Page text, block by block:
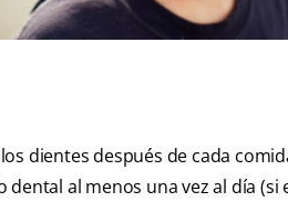
los dientes después de cada
dental al menos una vez al día